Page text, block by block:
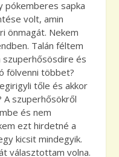
pókemberes sapka
volt, amin
önmagát. Nekem
Talán féltem
szuperhősösdire és
fölvenni többet?
tőle és akkor
A szuperhősökről
és nem
ezt hirdetné a
kicsit mindegyik.
választottam volna.